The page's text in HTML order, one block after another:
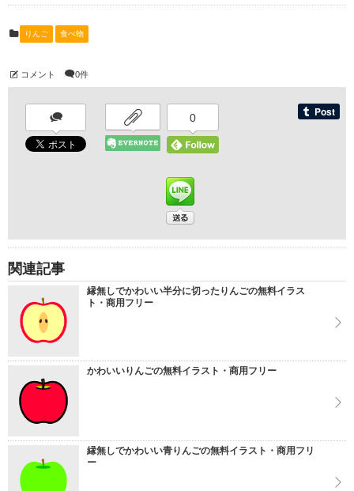
りんご 食べ物
コメント 0件
0
関連記事
縁無しでかわいい半分に切ったりんごの無料イラス
ト・商用フリー
かわいいりんごの無料イラスト・商用フリー
縁無しでかわいい青りんごの無料イラスト・商用フリ
ー